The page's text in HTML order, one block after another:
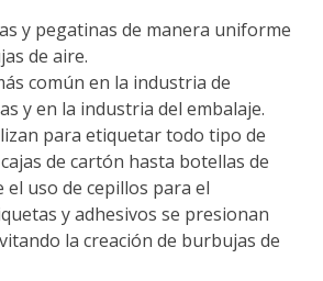
y pegatinas de manera uniforme
de aire.
común en la industria de
y en la industria del embalaje.
para etiquetar todo tipo de
de cartón hasta botellas de
el uso de cepillos para el
y adhesivos se presionan
la creación de burbujas de